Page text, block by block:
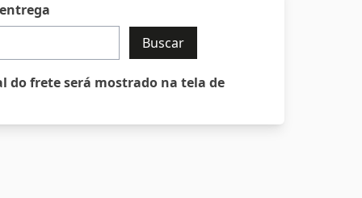
Buscar
do frete será mostrado na tela de